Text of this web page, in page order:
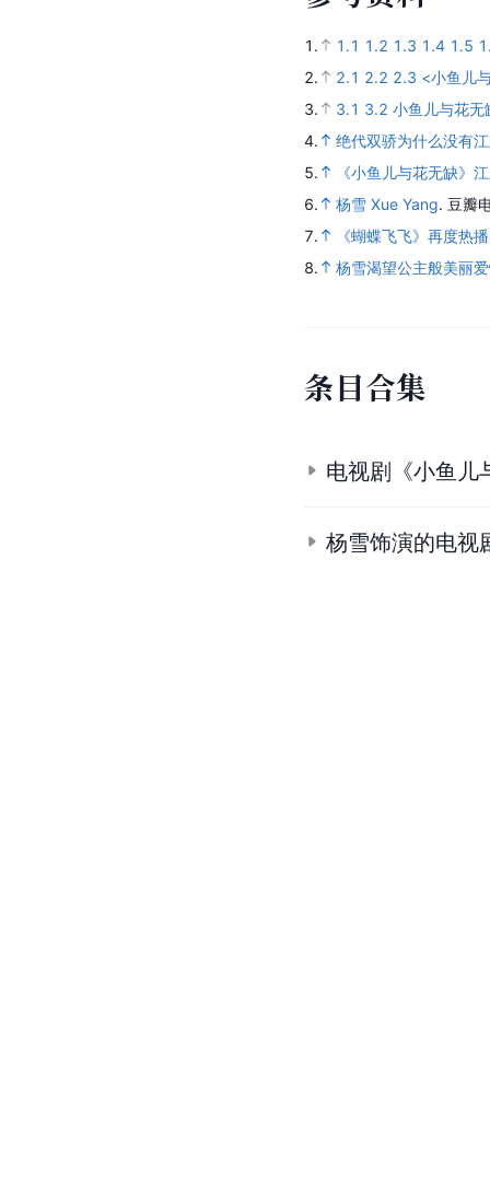
1. 1.1 1.2 1.3 1.4 1.5
2.
2.1 2.2 2.3 <小鱼儿
3.
3.1 3.2 小鱼儿与花
4.
绝代双骄为什么没有
5.
《小鱼儿与花无缺》
6.
杨雪 Xue Yang. 豆瓣
7.
《蝴蝶飞飞》再度热
8.
杨雪渴望公主般美丽
条目合集
电视剧《小鱼儿
杨雪饰演的电视